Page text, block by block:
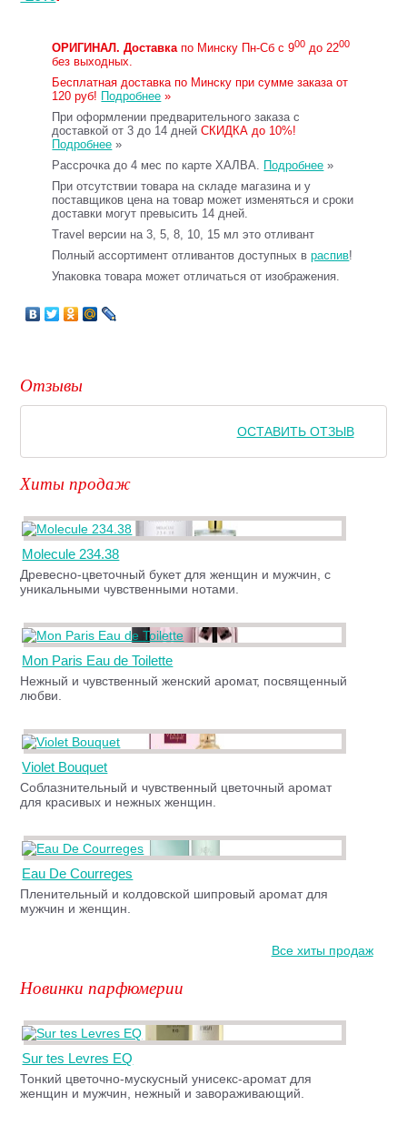
ОРИГИНАЛ. Доставкапо Минску Пн-Сб с 900 до 2200
без выходных.
Бесплатная доставка по Минску при сумме заказа от
120 руб! Подробнее »
При оформлении предварительного заказа с
доставкой от 3 до 14 днейСКИДКА до 10%!
Подробнее »
Рассрочка до 4 мес по карте ХАЛВА. Подробнее »
При отсутствии товара на складе магазина и у
поставщиков цена на товар может изменяться и сроки
доставки могут превысить 14 дней.
Travel версии на 3, 5, 8, 10, 15 мл это отливант
Полный ассортимент отливантов доступных враспив!
Упаковка товара может отличаться от изображения.
Отзывы
ОСТАВИТЬ ОТЗЫВ
Хиты продаж
Molecule 234.38
Древесно-цветочный букет для женщин и мужчин, с
уникальными чувственными нотами.
Mon Paris Eau de Toilette
Нежный и чувственный женский аромат, посвященный
любви.
Violet Bouquet
Соблазнительный и чувственный цветочный аромат
для красивых и нежных женщин.
Eau De Courreges
Пленительный и колдовской шипровый аромат для
мужчин и женщин.
Все хиты продаж
Новинки парфюмерии
Sur tes Levres EQ
Тонкий цветочно-мускусный унисекс-аромат для
женщин и мужчин, нежный и завораживающий.